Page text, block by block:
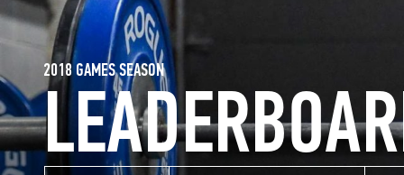
2018 GAMES SEASON